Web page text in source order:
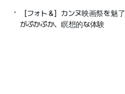
［フォト＆］カンヌ映画祭を
がぷかぷか、瞑想的な体験